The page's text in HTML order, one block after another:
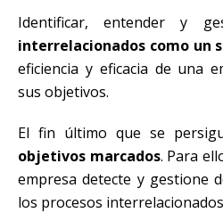
Identificar, entender y
interrelacionados como un
eficiencia y eficacia de una
sus objetivos.
El fin último que se
objetivos marcados. Para
empresa detecte y gestione
los procesos